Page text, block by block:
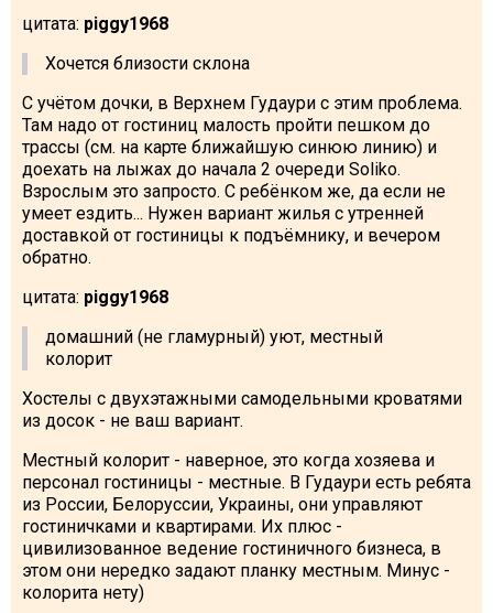
цитата: piggy1968
Хочется близости склона
С учётом дочки, в Верхнем Гудаури с этим проблема.
Там надо от гостиниц малость пройти пешком до
трассы (см. на карте ближайшую синюю линию) и
доехать на лыжах до начала 2 очереди Soliko.
Взрослым это запросто. С ребёнком же, да если не
умеет ездить... Нужен вариант жилья с утренней
доставкой от гостиницы к подъёмнику, и вечером
обратно.
цитата: piggy1968
домашний (не гламурный) уют, местный
колорит
Хостелы с двухэтажными самодельными кроватями
из досок - не ваш вариант.
Местный колорит - наверное, это когда хозяева и
персонал гостиницы - местные. В Гудаури есть ребята
из России, Белоруссии, Украины, они управляют
гостиничками и квартирами. Их плюс -
цивилизованное ведение гостиничного бизнеса, в
этом они нередко задают планку местным. Минус -
колорита нету)